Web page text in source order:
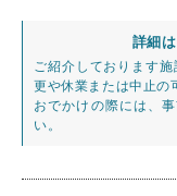
詳細
ご紹介しております
更や休業または中止の
おでかけの際には、
い。